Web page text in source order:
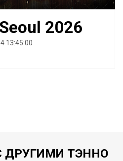
2026
13:45:00
ДРУГИМИ ТЭННО